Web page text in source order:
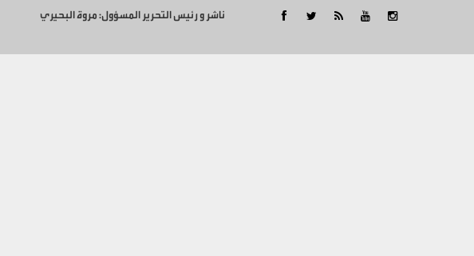
ناشر و رئيس التحرير المسؤول: مروة البحيري